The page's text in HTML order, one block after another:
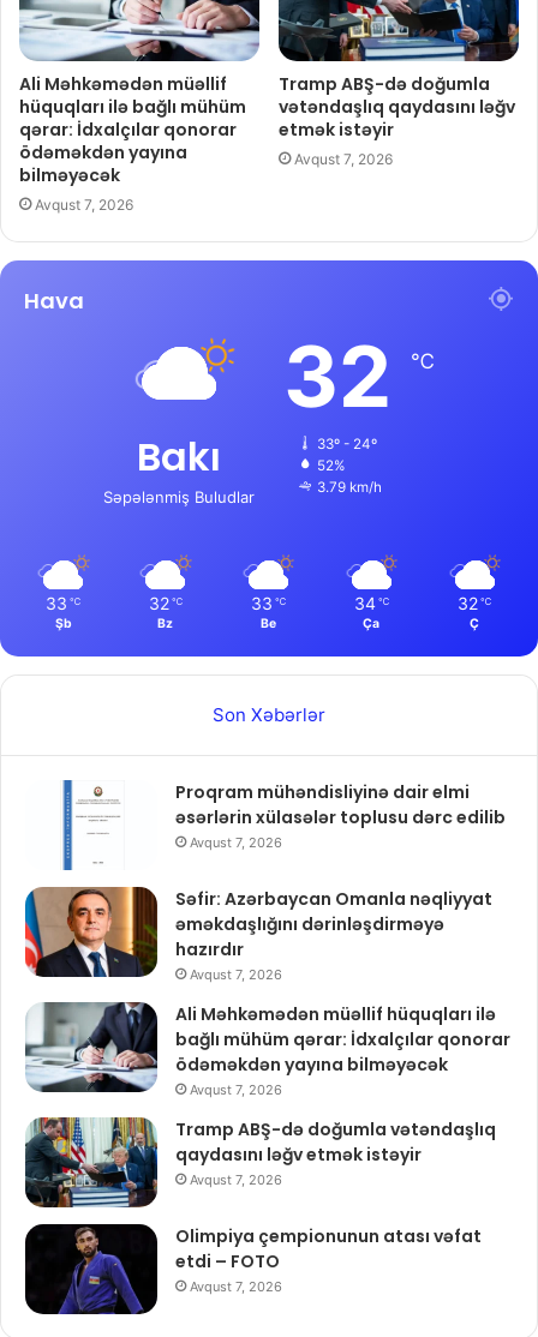
Ali Məhkəmədən müəllif
hüquqları ilə bağlı mühüm
qərar: İdxalçılar qonorar
ödəməkdən yayına
bilməyəcək
Avqust 7, 2026
Tramp ABŞ-də doğumla
vətəndaşlıq qaydasını ləğv
etmək istəyir
Avqust 7, 2026
Hava
Bakı
Səpələnmiş Buludlar
32 ℃
33º - 24º
52%
3.79 km/h
33 ℃
Şb
32 ℃
Bz
33 ℃
Be
34 ℃
Ça
32 ℃
Ç
Son Xəbərlər
Proqram mühəndisliyinə dair elmi
əsərlərin xülasələr toplusu dərc edilib
Avqust 7, 2026
Səfir: Azərbaycan Omanla nəqliyyat
əməkdaşlığını dərinləşdirməyə
hazırdır
Avqust 7, 2026
Ali Məhkəmədən müəllif hüquqları ilə
bağlı mühüm qərar: İdxalçılar qonorar
ödəməkdən yayına bilməyəcək
Avqust 7, 2026
Tramp ABŞ-də doğumla vətəndaşlıq
qaydasını ləğv etmək istəyir
Avqust 7, 2026
Olimpiya çempionunun atası vəfat
etdi – FOTO
Avqust 7, 2026